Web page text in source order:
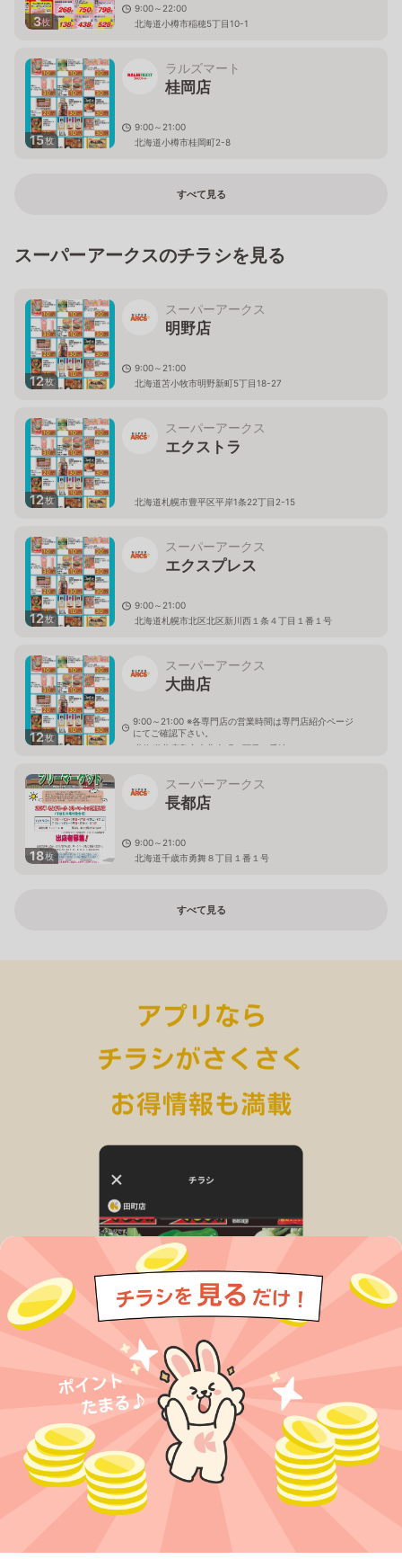
3枚
9:00～22:00
北海道小樽市稲穂5丁目10-1
15枚
ラルズマート
桂岡店
9:00～21:00
北海道小樽市桂岡町2-8
すべて見る
スーパーアークスのチラシを見る
12枚
スーパーアークス
明野店
9:00～21:00
北海道苫小牧市明野新町5丁目18-27
12枚
スーパーアークス
エクストラ
北海道札幌市豊平区平岸1条22丁目2-15
12枚
スーパーアークス
エクスプレス
9:00～21:00
北海道札幌市北区北区新川西１条４丁目１番１号
12枚
スーパーアークス
大曲店
9:00～21:00 ※各専門店の営業時間は専門店紹介ページ
にてご確認下さい。
北海道北広島市大曲幸町６丁目１番地
18枚
スーパーアークス
長都店
9:00～21:00
北海道千歳市勇舞８丁目１番１号
すべて見る